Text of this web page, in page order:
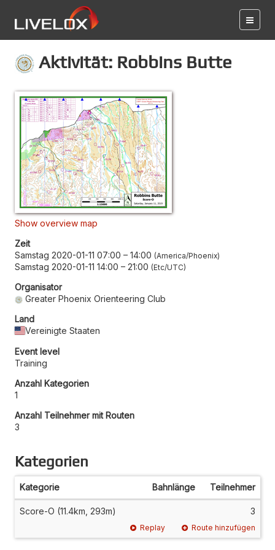
Aktivität: Robbins Butte
Show overview map
Zeit
Samstag 2020-01-11 07:00 – 14:00 America/Phoenix
Samstag 2020-01-11 14:00 – 21:00 Etc/UTC
Organisator
Greater Phoenix Orienteering Club
Land
Vereinigte Staaten
Event level
Training
Anzahl Kategorien
1
Anzahl Teilnehmer mit Routen
3
Kategorien
Kategorie Bahnlänge Teilnehmer
Score-O (11.4km, 293m) 3
Replay Route hinzufügen